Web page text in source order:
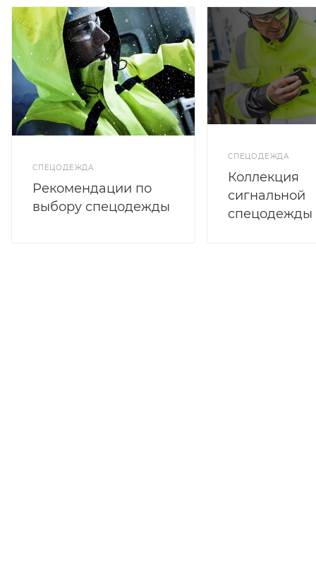
СПЕЦОДЕЖДА
Рекомендации по
выбору спецодежды
СПЕЦОДЕЖДА
Коллекция
сигнальной
спецодежды